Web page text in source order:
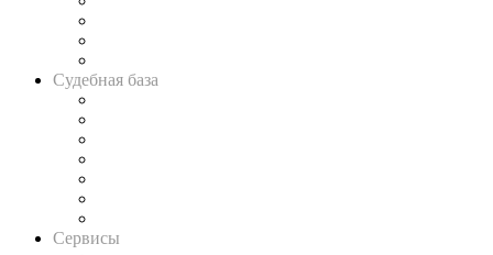
Судебная база
Сервисы